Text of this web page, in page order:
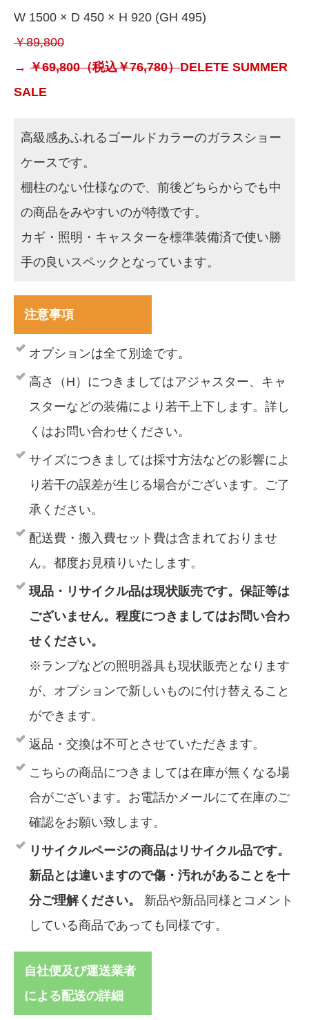
W 1500 × D 450 × H 920 (GH 495)
￥89,800
→ ￥69,800（税込￥76,780）DELETE SUMMER
SALE
高級感あふれるゴールドカラーのガラスショー
ケースです。
棚柱のない仕様なので、前後どちらからでも中
の商品をみやすいのが特徴です。
カギ・照明・キャスターを標準装備済で使い勝
手の良いスペックとなっています。
注意事項
オプションは全て別途です。
高さ（H）につきましてはアジャスター、キャ
スターなどの装備により若干上下します。詳し
くはお問い合わせください。
サイズにつきましては採寸方法などの影響によ
り若干の誤差が生じる場合がございます。ご了
承ください。
配送費・搬入費セット費は含まれておりませ
ん。都度お見積りいたします。
現品・リサイクル品は現状販売です。保証等は
ございません。程度につきましてはお問い合わ
せください。
※ランプなどの照明器具も現状販売となります
が、オプションで新しいものに付け替えること
ができます。
返品・交換は不可とさせていただきます。
こちらの商品につきましては在庫が無くなる場
合がございます。お電話かメールにて在庫のご
確認をお願い致します。
リサイクルページの商品はリサイクル品です。
新品とは違いますので傷・汚れがあることを十
分ご理解ください。
新品や新品同様とコメント
している商品であっても同様です。
自社便及び運送業者
による配送の詳細